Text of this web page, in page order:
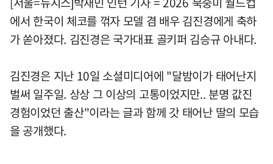
에서 한국이 체코를 꺾자 모델 겸 배우 김진경에게 축하
가 쏟아졌다. 김진경은 국가대표 골키퍼 김승규 아내다.
김진경은 지난 10일 소셜미디어에 "달밤이가 태어난지
벌써 일주일. 상상 그 이상의 고통이었지만.. 분명 값진
경험이었던 출산"이라는 글과 함께 갓 태어난 딸의 모습
을 공개했다.